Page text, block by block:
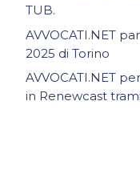
TUB.
AVVOCATI.NET
2025 di Torino
AVVOCATI.NET
in Renewcast